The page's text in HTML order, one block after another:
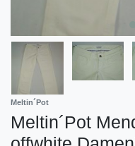
Meltin´Pot
Meltin´Pot